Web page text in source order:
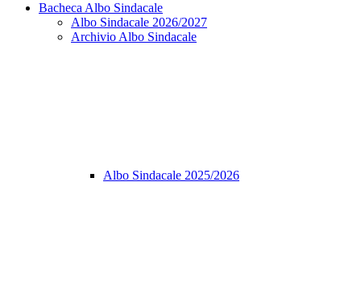
Bacheca Albo Sindacale
Albo Sindacale 2026/2027
Archivio Albo Sindacale
Albo Sindacale 2025/2026